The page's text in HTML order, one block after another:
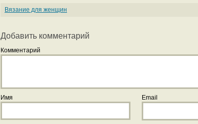
Вязание для женщин
Добавить комментарий
Комментарий
Имя Email